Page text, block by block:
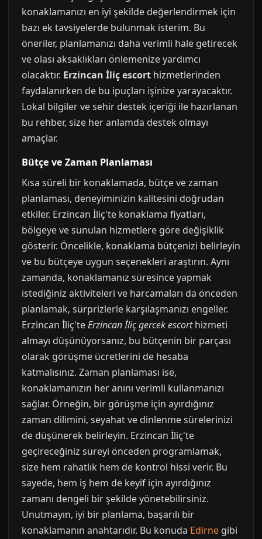
konaklamanızı en iyi şekilde değerlendirmek için
bazı ek tavsiyelerde bulunmak isterim. Bu
öneriler, planlamanızı daha verimli hale getirecek
ve olası aksaklıkları önlemenize yardımcı
olacaktır. Erzincan İliç escort hizmetlerinden
faydalanırken de bu ipuçları işinize yarayacaktır.
Lokal bilgiler ve sehir destek içeriği ile hazırlanan
bu rehber, size her anlamda destek olmayı
amaçlar.
Bütçe ve Zaman Planlaması
Kısa süreli bir konaklamada, bütçe ve zaman
planlaması, deneyiminizin kalitesini doğrudan
etkiler. Erzincan İliç'te konaklama fiyatları,
bölgeye ve sunulan hizmetlere göre değişiklik
gösterir. Öncelikle, konaklama bütçenizi belirleyin
ve bu bütçeye uygun seçenekleri araştırın. Aynı
zamanda, konaklamanız süresince yapmak
istediğiniz aktiviteleri ve harcamaları da önceden
planlamak, sürprizlerle karşılaşmanızı engeller.
Erzincan İliç'teErzincan İliç gercek escorthizmeti
almayı düşünüyorsanız, bu bütçenin bir parçası
olarak görüşme ücretlerini de hesaba
katmalısınız. Zaman planlaması ise,
konaklamanızın her anını verimli kullanmanızı
sağlar. Örneğin, bir görüşme için ayırdığınız
zaman dilimini, seyahat ve dinlenme sürelerinizi
de düşünerek belirleyin. Erzincan İliç'te
geçireceğiniz süreyi önceden programlamak,
size hem rahatlık hem de kontrol hissi verir. Bu
sayede, hem iş hem de keyif için ayırdığınız
zamanı dengeli bir şekilde yönetebilirsiniz.
Unutmayın, iyi bir planlama, başarılı bir
konaklamanın anahtarıdır. Bu konuda Edirne gibi